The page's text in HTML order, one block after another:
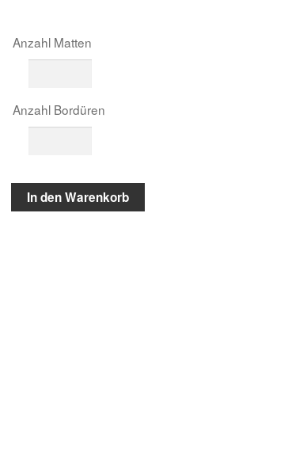
Anzahl Matten
Anzahl Bordüren
In den Warenkorb